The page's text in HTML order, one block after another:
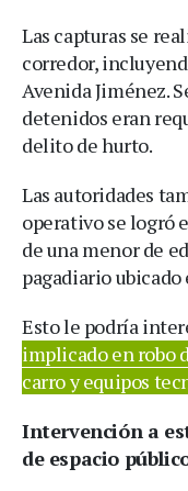
Las capturas se
corredor,
Avenida Jiménez.
detenidos eran
delito de hurto.
Las autoridades
operativo se logró
de una menor de
pagadiario ubicado
Esto le podría
implicado en robo
carro y equipos
Intervención a
de espacio